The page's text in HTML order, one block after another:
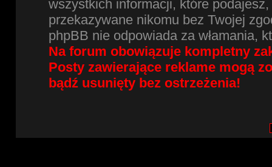
wszystkich informacji, które
przekazywane nikomu bez Twojej
phpBB nie odpowiada za włamania,
Na forum obowiązuje kompletny
Posty zawierające reklame mogą
bądź usunięty bez ostrzeżenia!